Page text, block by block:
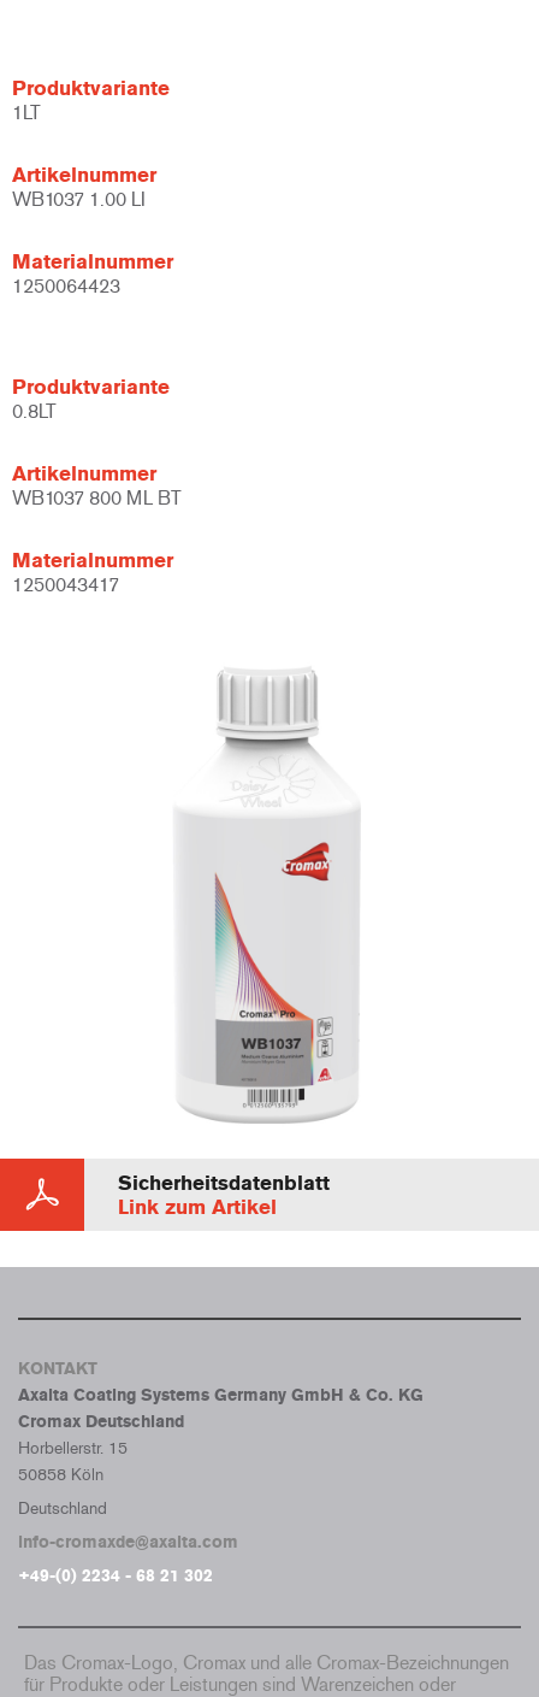
Produktvariante
1LT
Artikelnummer
WB1037 1.00 LI
Materialnummer
1250064423
Produktvariante
0.8LT
Artikelnummer
WB1037 800 ML BT
Materialnummer
1250043417
Sicherheitsdatenblatt
Link zum Artikel
KONTAKT
Axalta Coating Systems Germany GmbH & Co. KG
Cromax Deutschland
Horbellerstr. 15
50858 Köln
Deutschland
info-cromaxde@axalta.com
+49-(0) 2234 - 68 21 302
Das Cromax-Logo, Cromax und alle Cromax-Bezeichnungen
für Produkte oder Leistungen sind Warenzeichen oder